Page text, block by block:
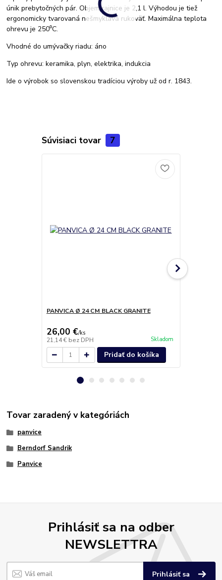
únik prebytočných pár. Objem rajnice je 2,1 l. Výhodou je tiež
ergonomicky tvarovaná nešmykľavá rukoväť. Maximálna teplota
ohrevu je 250⁰C.
Vhodné do umývačky riadu: áno
Typ ohrevu: keramika, plyn, elektrika, indukcia
Ide o výrobok so slovenskou tradíciou výroby už od r. 1843.
Súvisiaci tovar 7
PANVICA Ø 24 CM BLACK GRANITE
26,00 €/ks
21,14 € bez DPH Skladom
Pridať do košíka
Tovar zaradený v kategóriách
panvice
Berndorf Sandrik
Panvice
Prihlásiť sa na odber
NEWSLETTRA
Prihlásiť sa